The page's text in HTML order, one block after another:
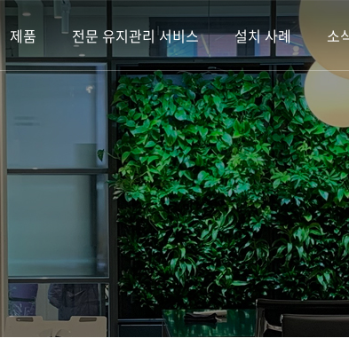
제품 전문 유지관리 서비스 설치 사례 소